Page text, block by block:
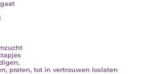
praten, tot in vertrouwen loslaten